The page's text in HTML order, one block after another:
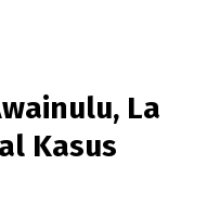
La
Kasus